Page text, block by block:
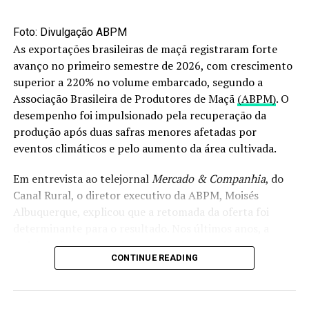
compromisso com o setor e ajuda o produtor a tomar
decisões mais informadas sobre o que plantar e quanto
investir, especialmente em culturas mais sensíveis à
oscilação de preços.
RELATED TOPICS:
UP NEXT
FPA pede ‘cautela e diplomacia firme’ diante de tarifa
DON'T MISS
Conectividade no campo avança, mas 20% das
propriedades rurais seguem sem internet
Foto: Divulgação ABPM
As exportações brasileiras de maçã registraram forte
avanço no primeiro semestre de 2026, com crescimento
superior a 220% no volume embarcado, segundo a
Associação Brasileira de Produtores de Maçã (ABPM). O
desempenho foi impulsionado pela recuperação da
produção após duas safras menores afetadas por
eventos climáticos e pelo aumento da área cultivada.
Em entrevista ao telejornalMercado & Companhia, do
Canal Rural, o diretor executivo da ABPM, Moisés
Albuquerque, explicou que a retomada da oferta foi
cadeia enfrentou perdas provocadas por chuvas
intensas, especialmente no segundo semestre de 2023 e
CONTINUE READING